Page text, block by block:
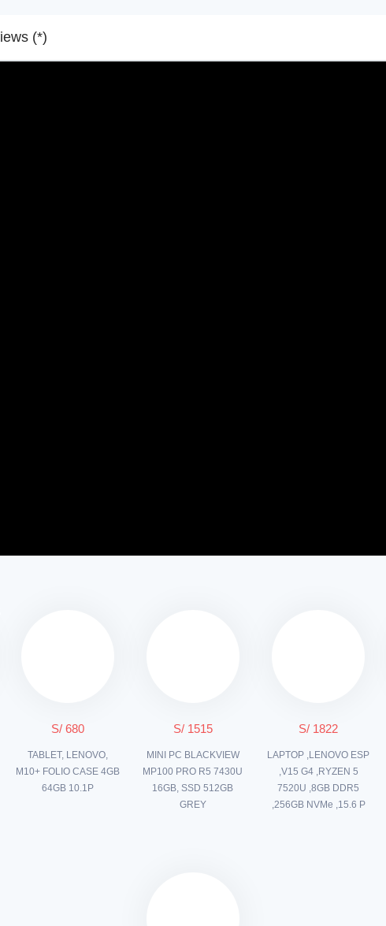
Reviews (*)
S/ 680
TABLET, LENOVO,
M10+ FOLIO CASE 4GB
64GB 10.1P
S/ 1515
MINI PC BLACKVIEW
MP100 PRO R5 7430U
16GB, SSD 512GB
GREY
S/ 1822
LAPTOP ,LENOVO ESP
,V15 G4 ,RYZEN 5
7520U ,8GB DDR5
,256GB NVMe ,15.6 P